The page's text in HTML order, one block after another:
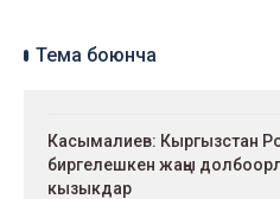
Тема боюнча
Касымалиев: Кыргызстан
биргелешкен жаңы
кызыкдар